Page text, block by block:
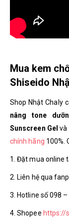
Mua kem
Shiseido
Shop Nhật Chaly
nâng tone
Sunscreen Gel và
chính hãng 100%.
1. Đặt mua online
2. Liên hệ qua
3. Hotline số 098
4. Shopee https://